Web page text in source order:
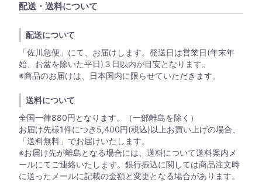
配送・送料について
配送について
「佐川急便」にて、お届けします。発送日は営業日(年末年
始、お盆を除いた平日)３日以内が目安となります。
※商品のお届けは、日本国内に限らせていただきます。
送料について
全国一律880円となります。（一部離島を除く）
お届け先様1件につき5,400円(税込)以上お買い上げの場合、
「送料無料」でお届けいたします。
※お届け先が離島となる場合には、送料について送料案内メ
ールにてご連絡いたします。銀行振込に関しては商品注文時
に送ったメールに記載の金額と変更となる場合があります。